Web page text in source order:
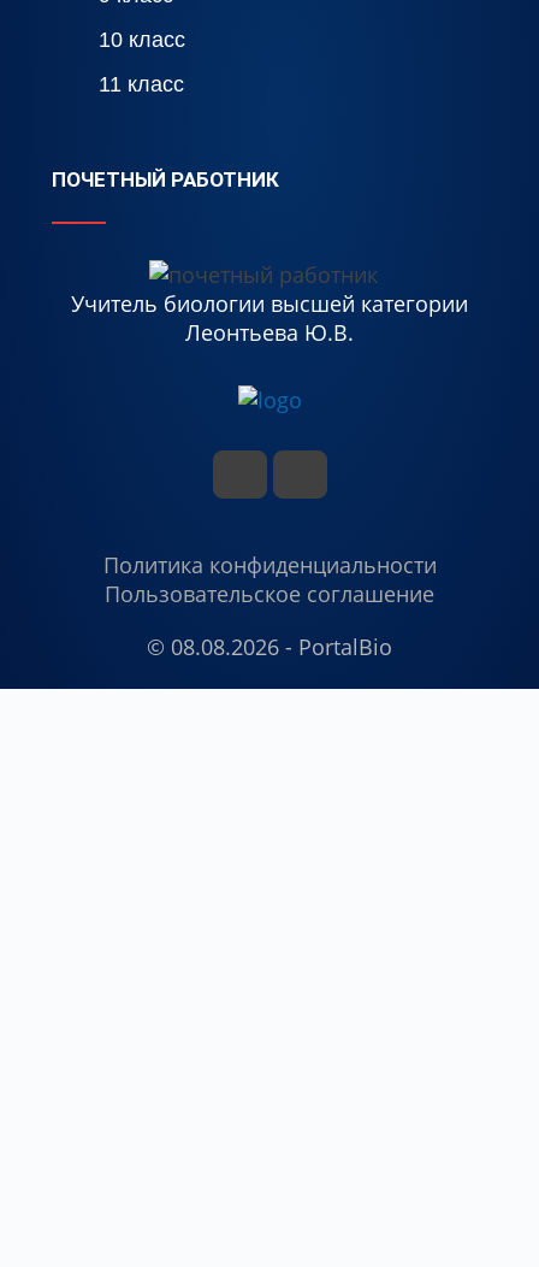
10 класс
11 класс
ПОЧЕТНЫЙ РАБОТНИК
Учитель биологии высшей категории
Леонтьева Ю.В.
Политика конфиденциальности
Пользовательское соглашение
© 08.08.2026 - PortalBio